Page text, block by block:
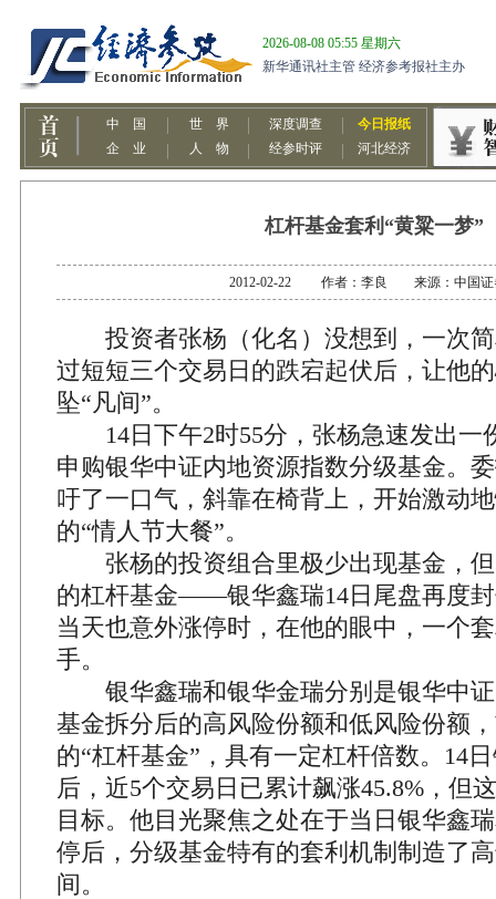
杠杆基金套利“黄粱一梦”
2012-02-22 作者：李良 来源：中国证
投资者张杨（化名）没想到，一次简
过短短三个交易日的跌宕起伏后，让他
坠“凡间”。
14日下午2时55分，张杨急速发出一
申购银华中证内地资源指数分级基金。
吁了一口气，斜靠在椅背上，开始激动
的“情人节大餐”。
张杨的投资组合里极少出现基金，但
的杠杆基金——银华鑫瑞14日尾盘再度
当天也意外涨停时，在他的眼中，一个
手。
银华鑫瑞和银华金瑞分别是银华中证
基金拆分后的高风险份额和低风险份额
的“杠杆基金”，具有一定杠杆倍数。14
后，近5个交易日已累计飙涨45.8%，但
目标。他目光聚焦之处在于当日银华鑫
停后，分级基金特有的套利机制制造了
间。